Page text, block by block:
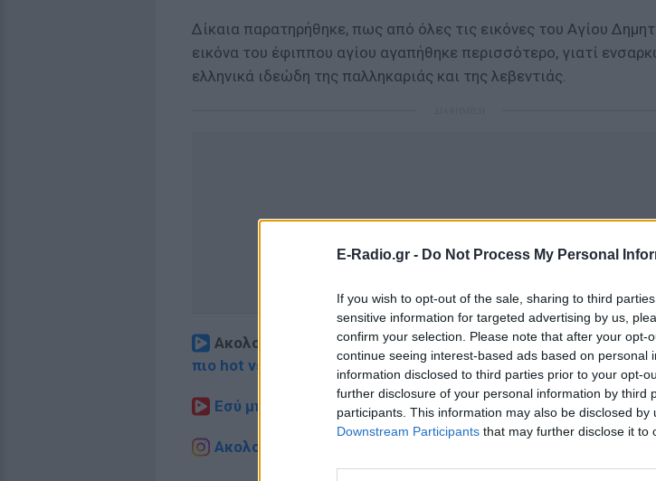
E-Radio.gr - Do Not Process My Personal
If you wish to opt-out of the sale, sharing to third
sensitive information for targeted advertising by us,
confirm your selection. Please note that after your opt-
continue seeing interest-based ads based on personal
information disclosed to third parties prior to your opt-
further disclosure of your personal information by third
participants. This information may also be disclosed
Downstream Participants that may further disclose it to
Δίκαια παρατηρήθηκε, πως από όλες τις εικόνες του Αγίου
εικόνα του έφιππου αγίου αγαπήθηκε περισσότερο, γιατί
ελληνικά ιδεώδη της παλληκαριάς και της λεβεντιάς.
Ακολουθήστε το E-Radio.gr στοGoogle Newsκαι μάθετε
πιο hot νέα
Εσύ μπήκες στο E-Daily.gr; Τα νέα της ημέρας και ότι σου
Ακολουθήστε το E-Radio.gr και στο Instagram